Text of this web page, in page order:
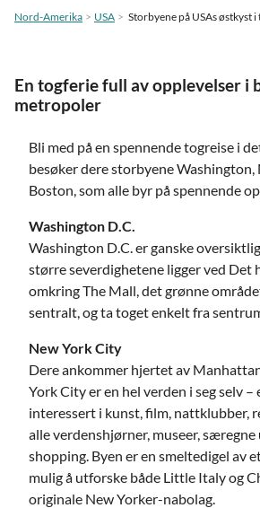
Nord-Amerika USA Storbyene på USAs østkyst i
En togferie full av opplevelser i
metropoler
Bli med på en spennende togreise i
besøker dere storbyene Washington,
Boston, som alle byr på spennende
Washington D.C.
Washington D.C. er ganske
større severdighetene ligger ved Det
omkring The Mall, det grønne
sentralt, og ta toget enkelt fra
New York City
Dere ankommer hjertet av
York City er en hel verden i seg selv –
interessert i kunst, film, nattklubber,
alle verdenshjørner, museer,
shopping. Byen er en smeltedigel av
mulig å utforske både Little Italy og
originale New Yorker-nabolag.